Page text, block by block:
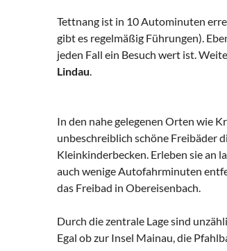
Tettnang ist in 10 Autominuten
gibt es regelmäßig Führungen).
jeden Fall ein Besuch wert ist.
Lindau.
In den nahe gelegenen Orten wie
unbeschreiblich schöne Freibäder
Kleinkinderbecken. Erleben sie an
auch wenige Autofahrminuten
das Freibad in Obereisenbach.
Durch die zentrale Lage sind
Egal ob zur Insel Mainau, die